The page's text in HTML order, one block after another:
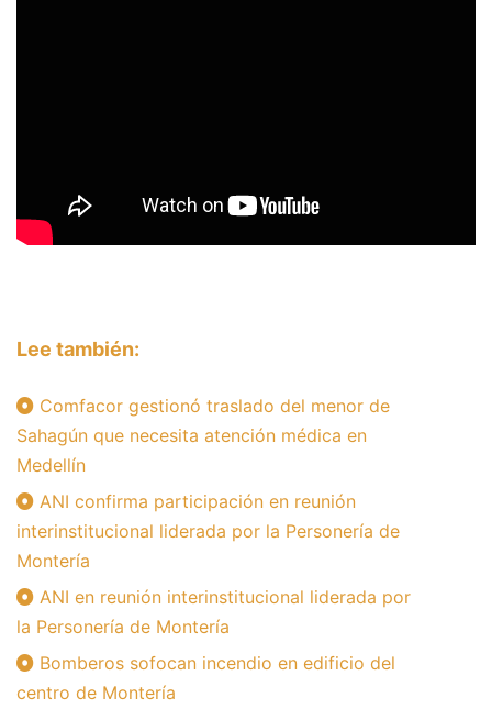
Lee también:
Comfacor gestionó traslado del menor de
Sahagún que necesita atención médica en
Medellín
ANI confirma participación en reunión
interinstitucional liderada por la Personería de
Montería
ANI en reunión interinstitucional liderada por
la Personería de Montería
Bomberos sofocan incendio en edificio del
centro de Montería